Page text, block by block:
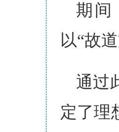
期间
以“故
通过
定了理